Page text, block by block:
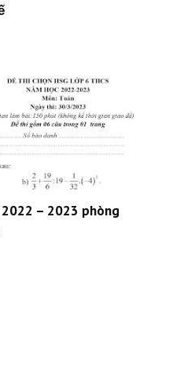
– 2023 phòng